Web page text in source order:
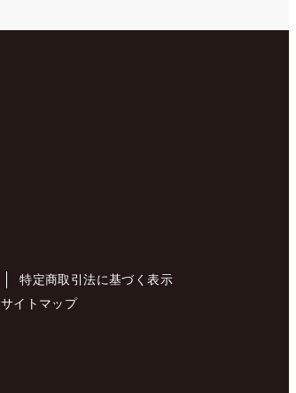
特定商取引法に基づく表示
サイトマップ